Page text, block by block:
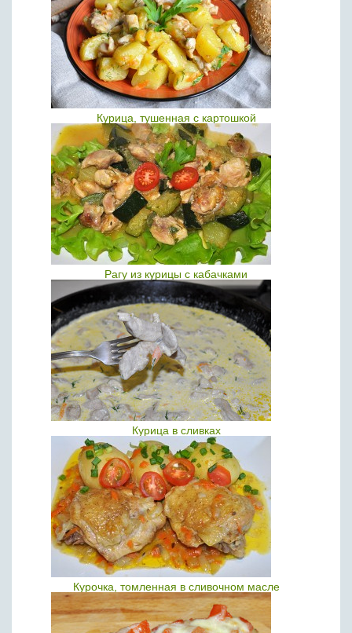
Курица, тушенная с картошкой
Рагу из курицы с кабачками
Курица в сливках
Курочка, томленная в сливочном масле